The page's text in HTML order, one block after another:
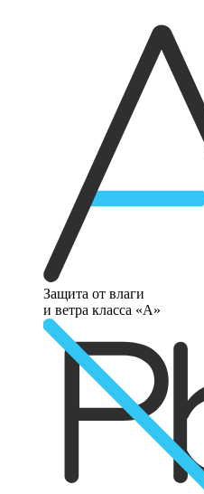
Защита от влаги
и ветра класса «А»